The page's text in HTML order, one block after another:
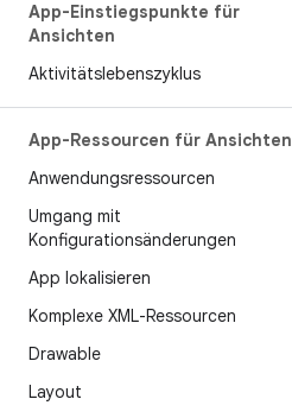
App-Einstiegspunkte für
Ansichten
Aktivitätslebenszyklus
App-Ressourcen für Ansichten
Anwendungsressourcen
Umgang mit
Konfigurationsänderungen
App lokalisieren
Komplexe XML-Ressourcen
Drawable
Layout